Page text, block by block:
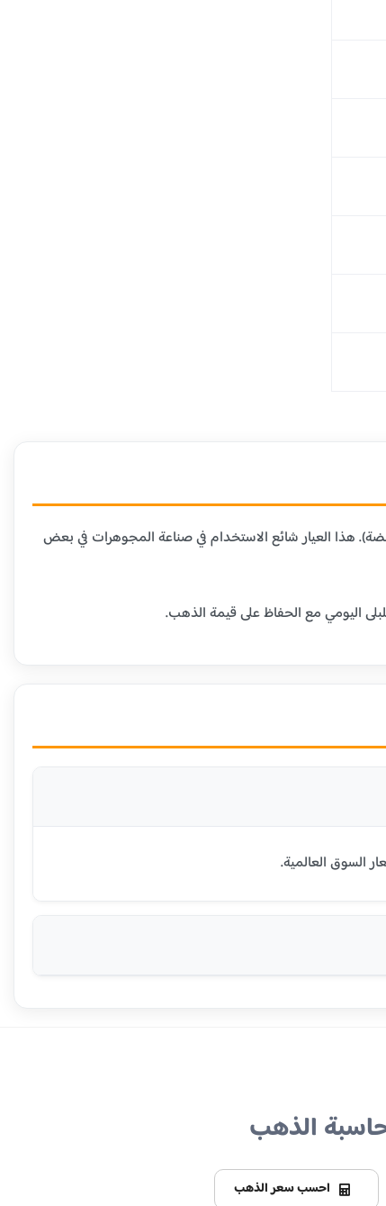
الأخرى (عادة النحاس أو الفضة). هذا العيار شائع الاستخدام في صناعة المجوهرات في بعض
الذهب
احسب سعر الذهب